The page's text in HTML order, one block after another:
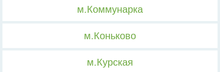
м.Коммунарка
м.Коньково
м.Курская